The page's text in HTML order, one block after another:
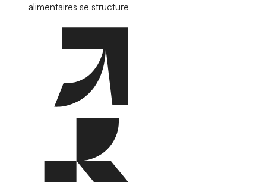
alimentaires se structure